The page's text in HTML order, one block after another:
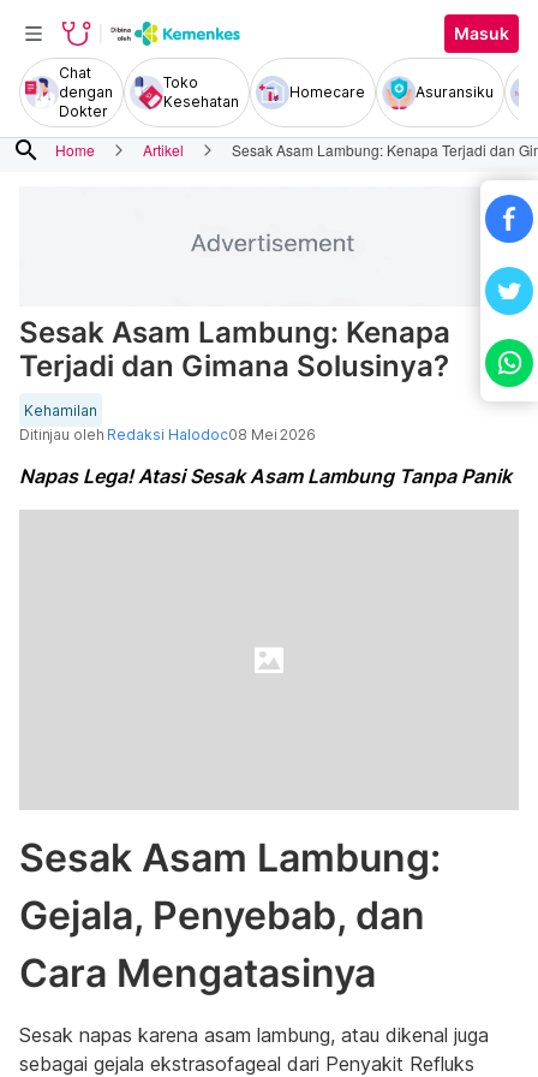
Masuk
Chat
dengan
Dokter
Toko
Kesehatan
Homecare Asuransiku
search Home Artikel Sesak Asam Lambung: Kenapa Terjadi dan
Sesak Asam Lambung: Kenapa
Terjadi dan Gimana Solusinya?
Kehamilan
Ditinjau oleh Redaksi Halodoc08 Mei 2026
Napas Lega! Atasi Sesak Asam Lambung Tanpa Panik
Sesak Asam Lambung:
Gejala, Penyebab, dan
Cara Mengatasinya
Sesak napas karena asam lambung, atau dikenal juga
sebagai gejala ekstrasofageal dari Penyakit Refluks